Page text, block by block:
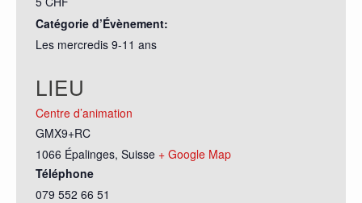
Catégorie d’Évènement:
Les mercredis 9-11 ans
LIEU
Centre d’animation
GMX9+RC
1066 Épalinges, Suisse + Google Map
Téléphone
079 552 66 51